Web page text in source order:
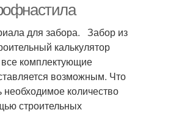
для забора. Забор из
калькулятор
комплектующие
возможным. Что
количество
строительных